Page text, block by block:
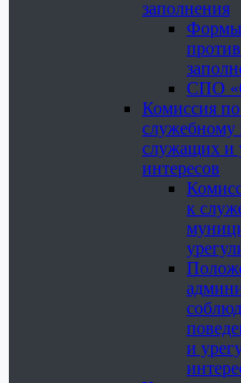
заполнения
Формы
СПО
Комиссия
служащих и
интересов
к
и